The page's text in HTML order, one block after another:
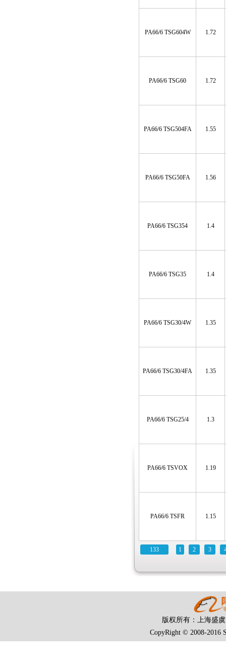
PA66/6 TSG604W 1.72
PA66/6 TSG60 1.72
PA66/6 TSG504FA 1.55
PA66/6 TSG50FA 1.56
PA66/6 TSG354 1.4
PA66/6 TSG35 1.4
PA66/6 TSG30/4W 1.35
PA66/6 TSG30/4FA 1.35
PA66/6 TSG25/4 1.3
PA66/6 TSVOX 1.19
PA66/6 TSFR 1.15
133 1 2 3
版权所有：上海盛
CopyRight © 2008-2016